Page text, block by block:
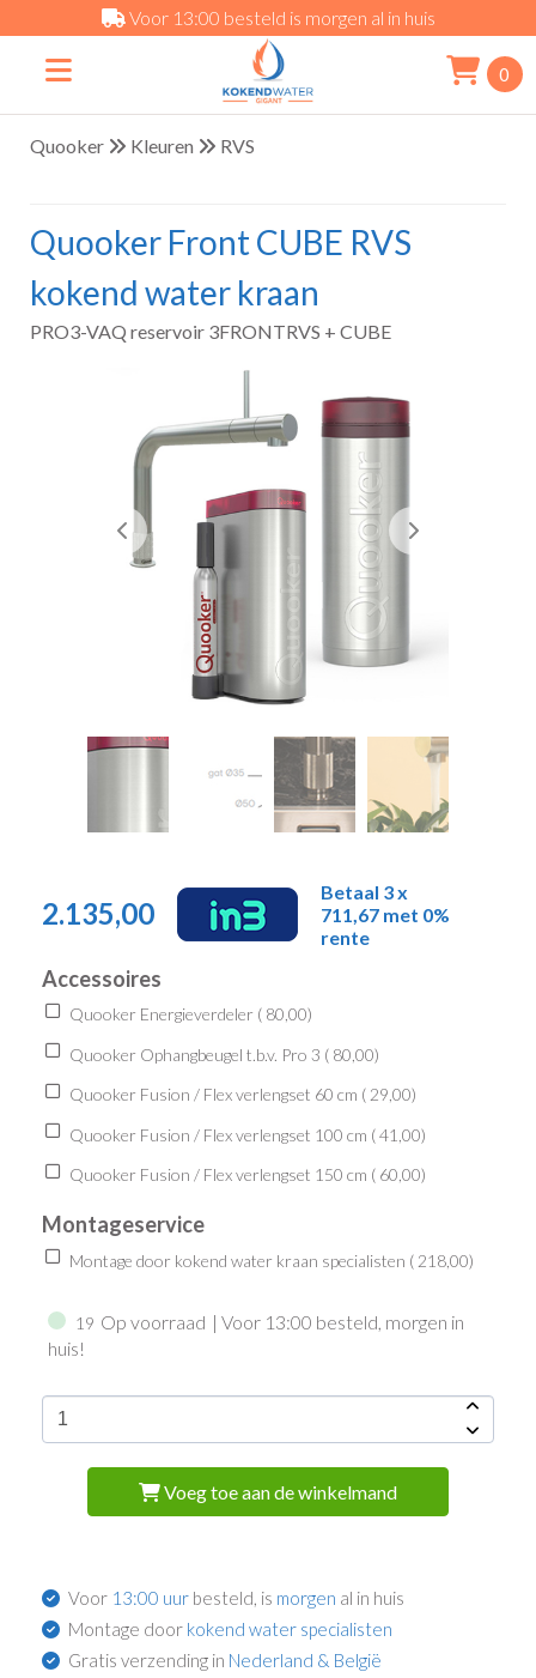
Voor 13:00 besteld is morgen al in huis
0
Quooker Kleuren RVS
Quooker Front CUBE RVS
kokend water kraan
PRO3-VAQ reservoir 3FRONTRVS + CUBE
2.135,00
Betaal 3 x
711,67 met 0%
rente
Accessoires
Quooker Energieverdeler ( 80,00)
Quooker Ophangbeugel t.b.v. Pro 3 ( 80,00)
Quooker Fusion / Flex verlengset 60 cm ( 29,00)
Quooker Fusion / Flex verlengset 100 cm (41,00)
Quooker Fusion / Flex verlengset 150 cm ( 60,00)
Montageservice
Montage door kokend water kraan specialisten ( 218,00)
19 Op voorraad | Voor 13:00 besteld, morgen in
huis!
Voeg toe aan de winkelmand
Voor 13:00 uur besteld, is morgen al in huis
Montage door kokend water specialisten
Gratis verzending in Nederland & België